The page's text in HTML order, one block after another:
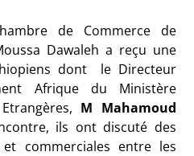
de Commerce de
Dawaleh a reçu une
dont le Directeur
Afrique du Ministère
M Mahamoud
ils ont discuté des
commerciales entre les